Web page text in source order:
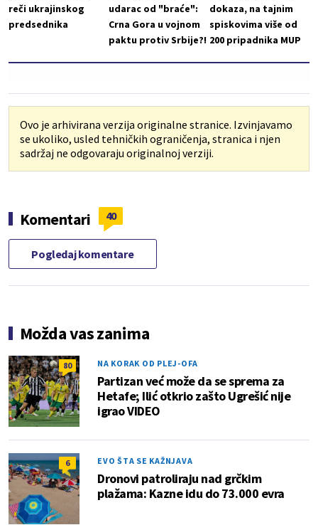
reči ukrajinskog
predsednika
udarac od "braće":
Crna Gora u vojnom
paktu protiv Srbije?!
dokaza, na tajnim
spiskovima više od
200 pripadnika MUP
Ovo je arhivirana verzija originalne stranice. Izvinjavamo
se ukoliko, usled tehničkih ograničenja, stranica i njen
sadržaj ne odgovaraju originalnoj verziji.
Komentari 40
Pogledaj komentare
Možda vas zanima
80 NA KORAK OD PLEJ-OFA
Partizan već može da se sprema za
Hetafe; Ilić otkrio zašto Ugrešić nije
igrao VIDEO
6 EVO ŠTA SE KAŽNJAVA
Dronovi patroliraju nad grčkim
plažama: Kazne idu do 73.000 evra